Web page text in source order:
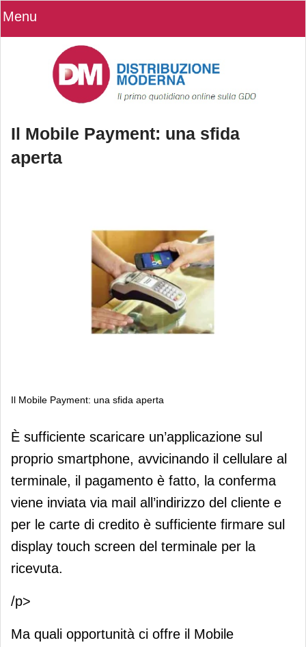
Menu
Il Mobile Payment: una sfida
aperta
Il Mobile Payment: una sfida aperta
Il Mobile Payment: una sfida aperta
È sufficiente scaricare un’applicazione sul
proprio smartphone, avvicinando il cellulare al
terminale, il pagamento è fatto, la conferma
viene inviata via mail all’indirizzo del cliente e
per le carte di credito è sufficiente firmare sul
display touch screen del terminale per la
ricevuta.
/p>
Ma quali opportunità ci offre il Mobile